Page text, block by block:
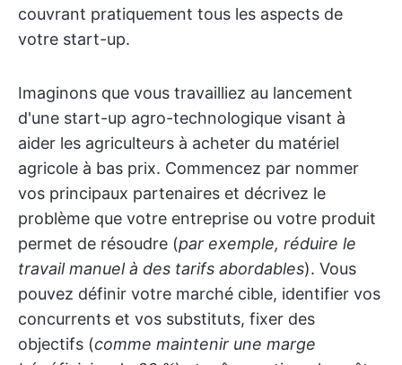
couvrant pratiquement tous les aspects de
votre start-up.
Imaginons que vous travailliez au lancement
d'une start-up agro-technologique visant à
aider les agriculteurs à acheter du matériel
agricole à bas prix. Commencez par nommer
vos principaux partenaires et décrivez le
problème que votre entreprise ou votre produit
permet de résoudre (par exemple, réduire le
travail manuel à des tarifs abordables). Vous
pouvez définir votre marché cible, identifier vos
concurrents et vos substituts, fixer des
objectifs (comme maintenir une marge